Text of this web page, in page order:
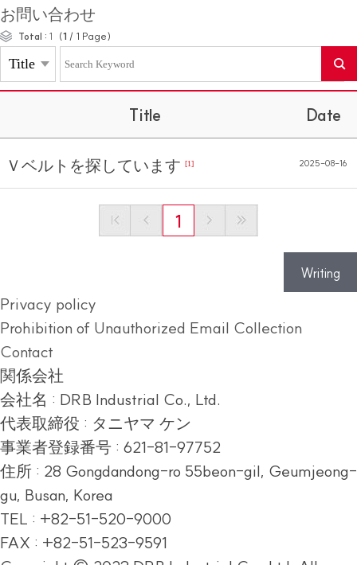
お問い合わせ
Total : 1 (1 / 1 Page)
Title Date
Ｖベルトを探しています [1] 2025-08-16
1
Writing
Privacy policy
Prohibition of Unauthorized Email Collection
Contact
関係会社
会社名 : DRB Industrial Co., Ltd.
代表取締役 : タニヤマ ケン
事業者登録番号 : 621-81-97752
住所 : 28 Gongdandong-ro 55beon-gil, Geumjeong-
gu, Busan, Korea
TEL : +82-51-520-9000
FAX : +82-51-523-9591